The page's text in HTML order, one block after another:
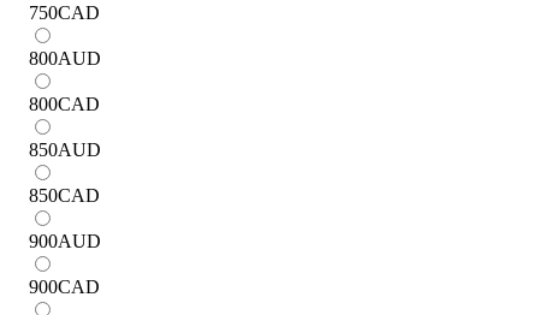
750CAD
800AUD
800CAD
850AUD
850CAD
900AUD
900CAD